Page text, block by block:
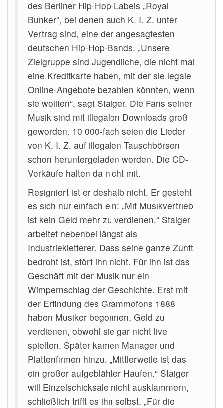
des Berliner Hip-Hop-Labels „Royal
Bunker“, bei denen auch K. I. Z. unter
Vertrag sind, eine der angesagtesten
deutschen Hip-Hop-Bands. „Unsere
Zielgruppe sind Jugendliche, die nicht mal
eine Kreditkarte haben, mit der sie legale
Online-Angebote bezahlen könnten, wenn
sie wollten“, sagt Staiger. Die Fans seiner
Musik sind mit illegalen Downloads groß
geworden. 10 000-fach seien die Lieder
von K. I. Z. auf illegalen Tauschbörsen
schon heruntergeladen worden. Die CD-
Verkäufe halten da nicht mit.
Resigniert ist er deshalb nicht. Er gesteht
es sich nur einfach ein: „Mit Musikvertrieb
ist kein Geld mehr zu verdienen.“ Staiger
arbeitet nebenbei längst als
Industriekletterer. Dass seine ganze Zunft
bedroht ist, stört ihn nicht. Für ihn ist das
Geschäft mit der Musik nur ein
Wimpernschlag der Geschichte. Erst mit
der Erfindung des Grammofons 1888
haben Musiker begonnen, Geld zu
verdienen, obwohl sie gar nicht live
spielten. Später kamen Manager und
Plattenfirmen hinzu. „Mittlerweile ist das
ein großer aufgeblähter Haufen.“ Staiger
will Einzelschicksale nicht ausklammern,
schließlich trifft es ihn selbst. „Für die